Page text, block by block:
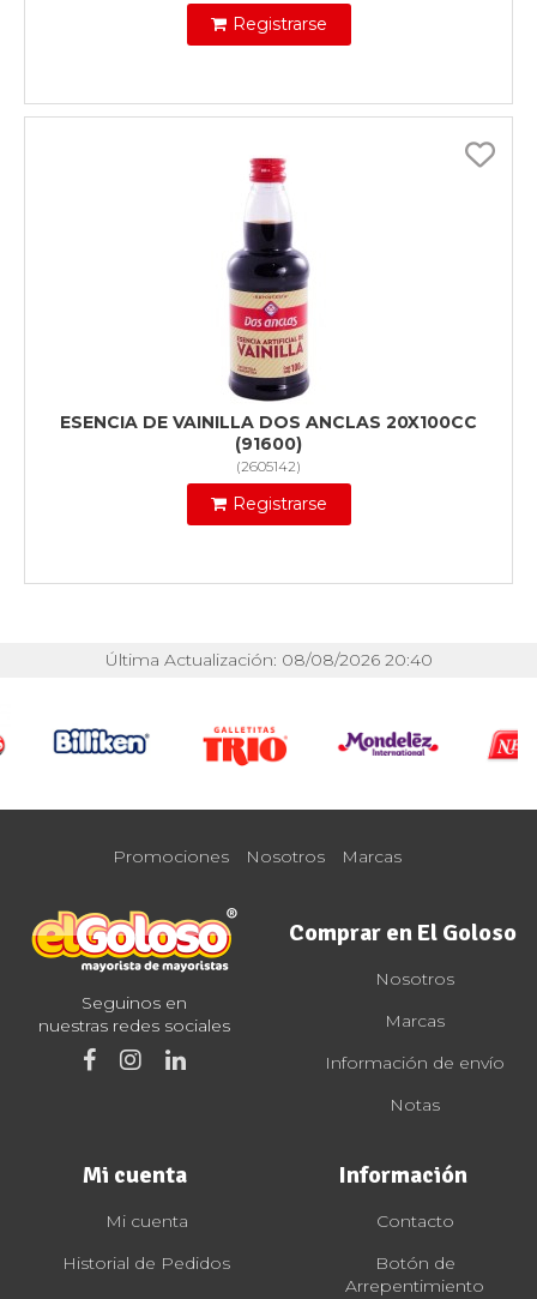
Registrarse
ESENCIA DE VAINILLA DOS ANCLAS 20X100CC
(91600)
(2605142)
Registrarse
Última Actualización: 08/08/2026 20:40
Promociones Nosotros Marcas
Seguinos en
nuestras redes sociales
Comprar en El Goloso
Nosotros
Marcas
Información de envío
Notas
Mi cuenta
Mi cuenta
Historial de Pedidos
Información
Contacto
Botón de
Arrepentimiento